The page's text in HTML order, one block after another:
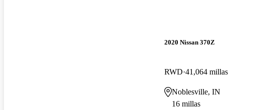
2020 Nissan 370Z
RWD 41,064 millas
Noblesville, IN
16 millas